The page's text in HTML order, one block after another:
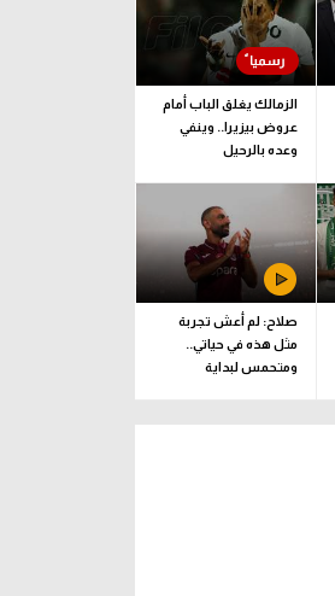
الزمالك يغلق الباب أمام
عروض بيزيرا.. وينفي
وعده بالرحيل
صلاح: لم أعش تجربة
مثل هذه في حياتي..
ومتحمس لبداية